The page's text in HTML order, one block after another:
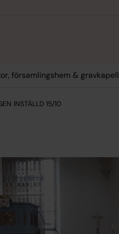
församlingshem & gravkapell
INSTÄLLD 15/10